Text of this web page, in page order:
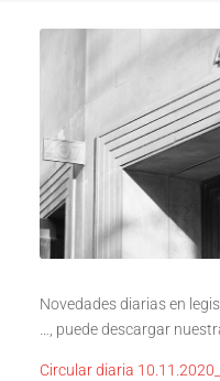
Novedades diarias en
…, puede descargar
Circular diaria